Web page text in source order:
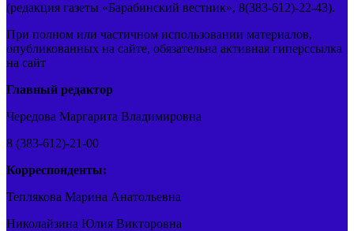
(редакция газеты «Барабинский вестник», 8(383-612)-22-43).
При полном или частичном использовании материалов,
опубликованных на сайте, обязательна активная гиперссылка
на сайт
Главный редактор
Чередова Маргарита Владимировна
8 (383-612)-21-00
Корреспонденты:
Теплякова Марина Анатольевна
Николайзина Юлия Викторовна